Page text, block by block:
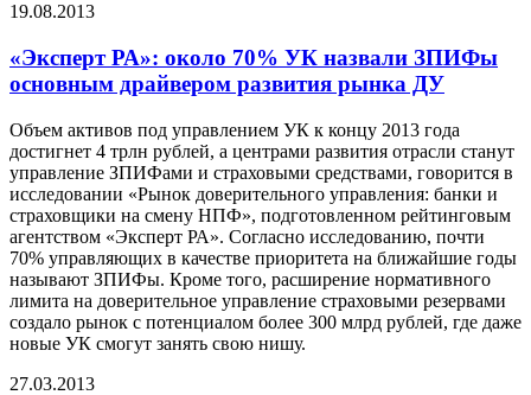
19.08.2013
«Эксперт РА»: около 70% УК назвали ЗПИФы
основным драйвером развития рынка ДУ
Объем активов под управлением УК к концу 2013 года
достигнет 4 трлн рублей, а центрами развития отрасли станут
управление ЗПИФами и страховыми средствами, говорится в
исследовании «Рынок доверительного управления: банки и
страховщики на смену НПФ», подготовленном рейтинговым
агентством «Эксперт РА». Согласно исследованию, почти
70% управляющих в качестве приоритета на ближайшие годы
называют ЗПИФы. Кроме того, расширение нормативного
лимита на доверительное управление страховыми резервами
создало рынок с потенциалом более 300 млрд рублей, где даже
новые УК смогут занять свою нишу.
27.03.2013